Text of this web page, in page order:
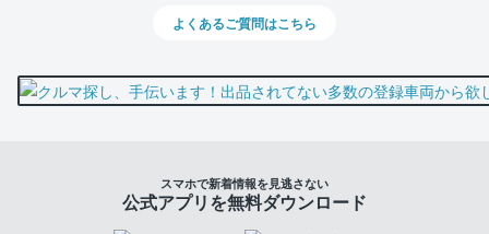
よくあるご質問はこちら
スマホで新着情報を見逃さない
公式アプリを無料ダウンロード